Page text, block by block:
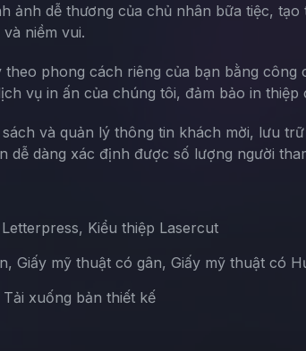
ảnh dễ thương của chủ nhân bữa tiệc,
niềm vui.
phong cách riêng của bạn bằng
vụ in ấn của chúng tôi, đảm bảo in
và quản lý thông tin khách mời, lưu
dễ dàng xác định được số lượng người
Kiểu thiệp Lasercut
Giấy mỹ thuật có gân, Giấy mỹ thuật có
xuống bản thiết kế